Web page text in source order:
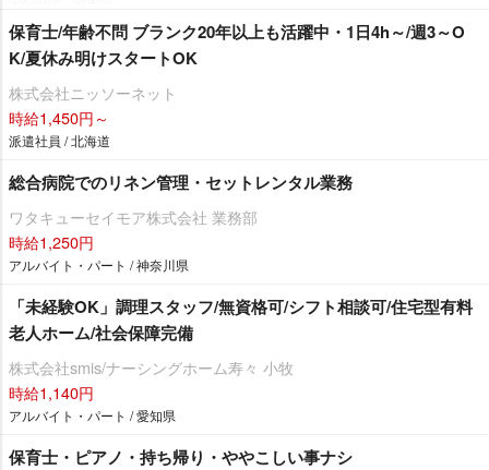
保育士/年齢不問 ブランク20年以上も活躍中・1日4h～/週3～O
K/夏休み明けスタートOK
株式会社ニッソーネット
時給1,450円～
派遣社員 / 北海道
総合病院でのリネン管理・セットレンタル業務
ワタキューセイモア株式会社 業務部
時給1,250円
アルバイト・パート / 神奈川県
「未経験OK」調理スタッフ/無資格可/シフト相談可/住宅型有料
老人ホーム/社会保障完備
株式会社smis/ナーシングホーム寿々 小牧
時給1,140円
アルバイト・パート / 愛知県
保育士・ピアノ・持ち帰り・ややこしい事ナシ